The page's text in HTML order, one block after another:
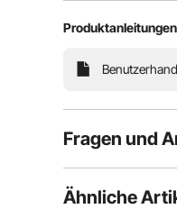
Brauchen
Luftstrom,
kühles
Fragen und
Ist das Produkt
Ähnliche